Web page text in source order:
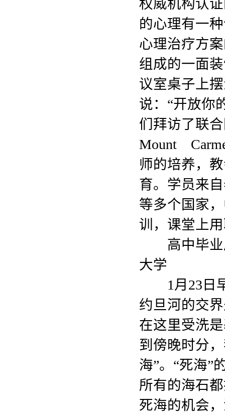
权威机构认
的心理有一
心理治疗方
组成的一面
议室桌子上
说：“开放你
们拜访了联
Mount
师的培养，
育。学员来
等多个国家
训，课堂上
高中毕业
大学
1月23日早
约旦河的交
在这里受洗
到傍晚时分
海”。“死海”
所有的海石
死海的机会